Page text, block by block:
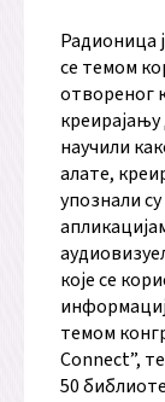
Радионица
се темом
отвореног
научили
алате,
упознали
које се
темом
Connect”,
50